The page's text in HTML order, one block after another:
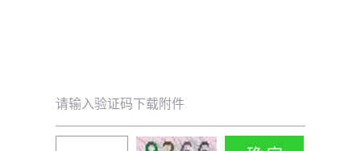
请输入验证码下载附件